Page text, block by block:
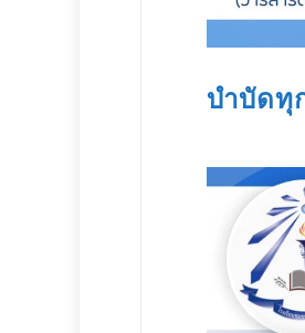
บำบัดทุ